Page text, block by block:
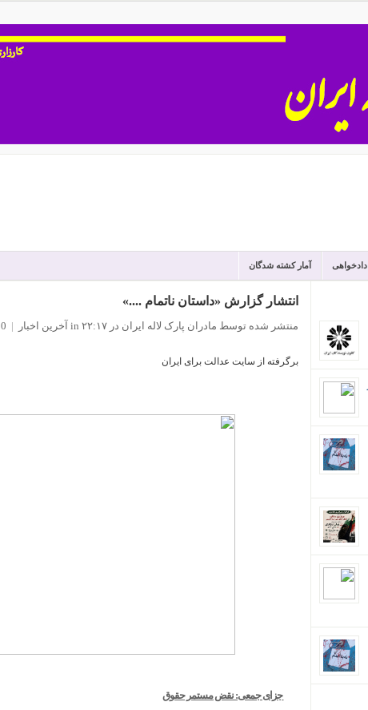
دادخواهی آمار کشته شدگان
انتشار گزارش «داستان ناتمام ....»
منتشر شده توسط مادران پارک لاله ایران در ۲۲:۱۷ in آخرین اخبار | 0 نظر
برگرفته از سایت عدالت برای ایران
جزای جمعی: نقض مستمر حقوق